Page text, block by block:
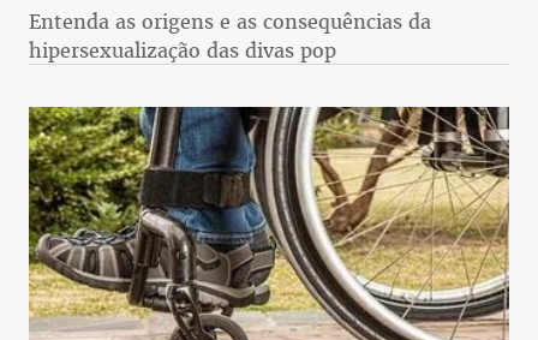
Entenda as origens e as consequências da
hipersexualização das divas pop